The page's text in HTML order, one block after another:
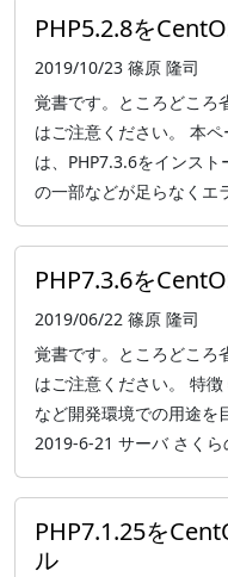
PHP5.2.8を
2019/10/23 篠原 隆司
覚書です。ところどころ
はご注意ください。 本ペ
は、PHP7.3.6をインス
の一部などが足らなくエ
PHP7.3.6を
2019/06/22 篠原 隆司
覚書です。ところどころ
はご注意ください。 特
など開発環境での用途を
2019-6-21 サーバ さく
PHP7.1.25を
ル